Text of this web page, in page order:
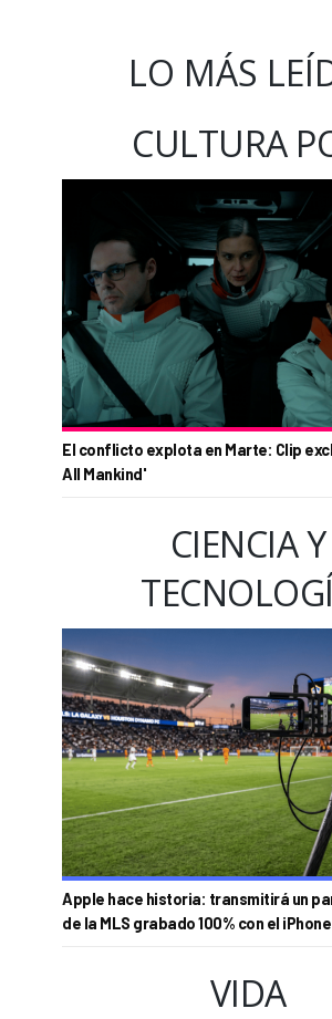
LO MÁS
CULTURA
El conflicto explota en Marte: Clip
All Mankind'
CIENCIA Y
Apple hace historia: transmitirá un
de la MLS grabado 100% con el iPhone
VIDA